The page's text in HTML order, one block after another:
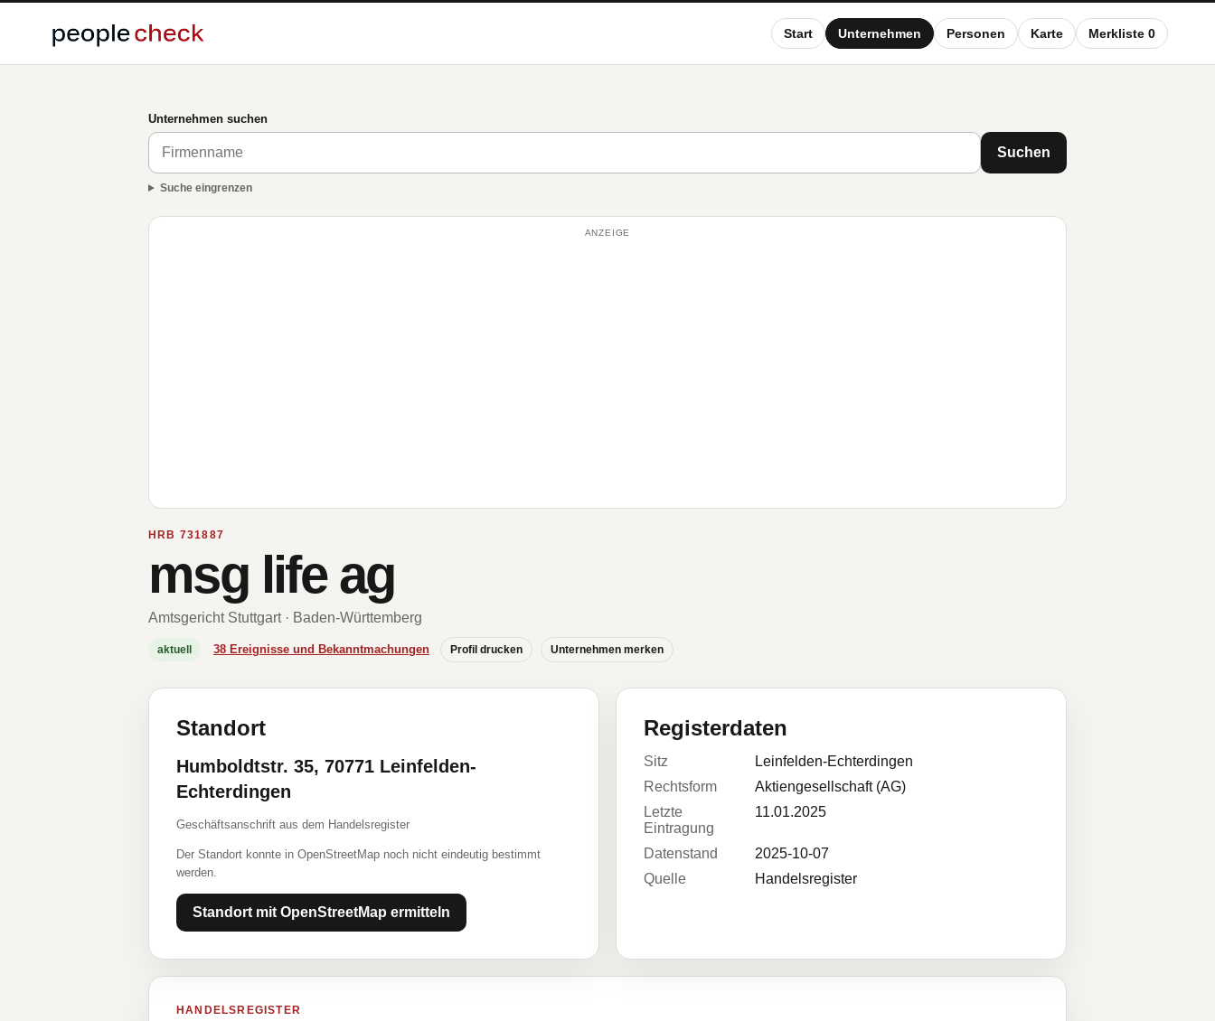
Start Unternehmen Personen Karte Merkliste 0
Unternehmen suchen
Suchen
Suche eingrenzen
ANZEIGE
HRB 731887
msg life ag
Amtsgericht Stuttgart · Baden-Württemberg
aktuell 38 Ereignisse und Bekanntmachungen Profil drucken Unternehmen merken
Standort
Humboldtstr. 35, 70771 Leinfelden-
Echterdingen
Geschäftsanschrift aus dem Handelsregister
Der Standort konnte in OpenStreetMap noch nicht eindeutig bestimmt
werden.
Standort mit OpenStreetMap ermitteln
Registerdaten
Sitz
Leinfelden-Echterdingen
Rechtsform
Aktiengesellschaft (AG)
Letzte
Eintragung
11.01.2025
Datenstand
2025-10-07
Quelle
Handelsregister
HANDELSREGISTER